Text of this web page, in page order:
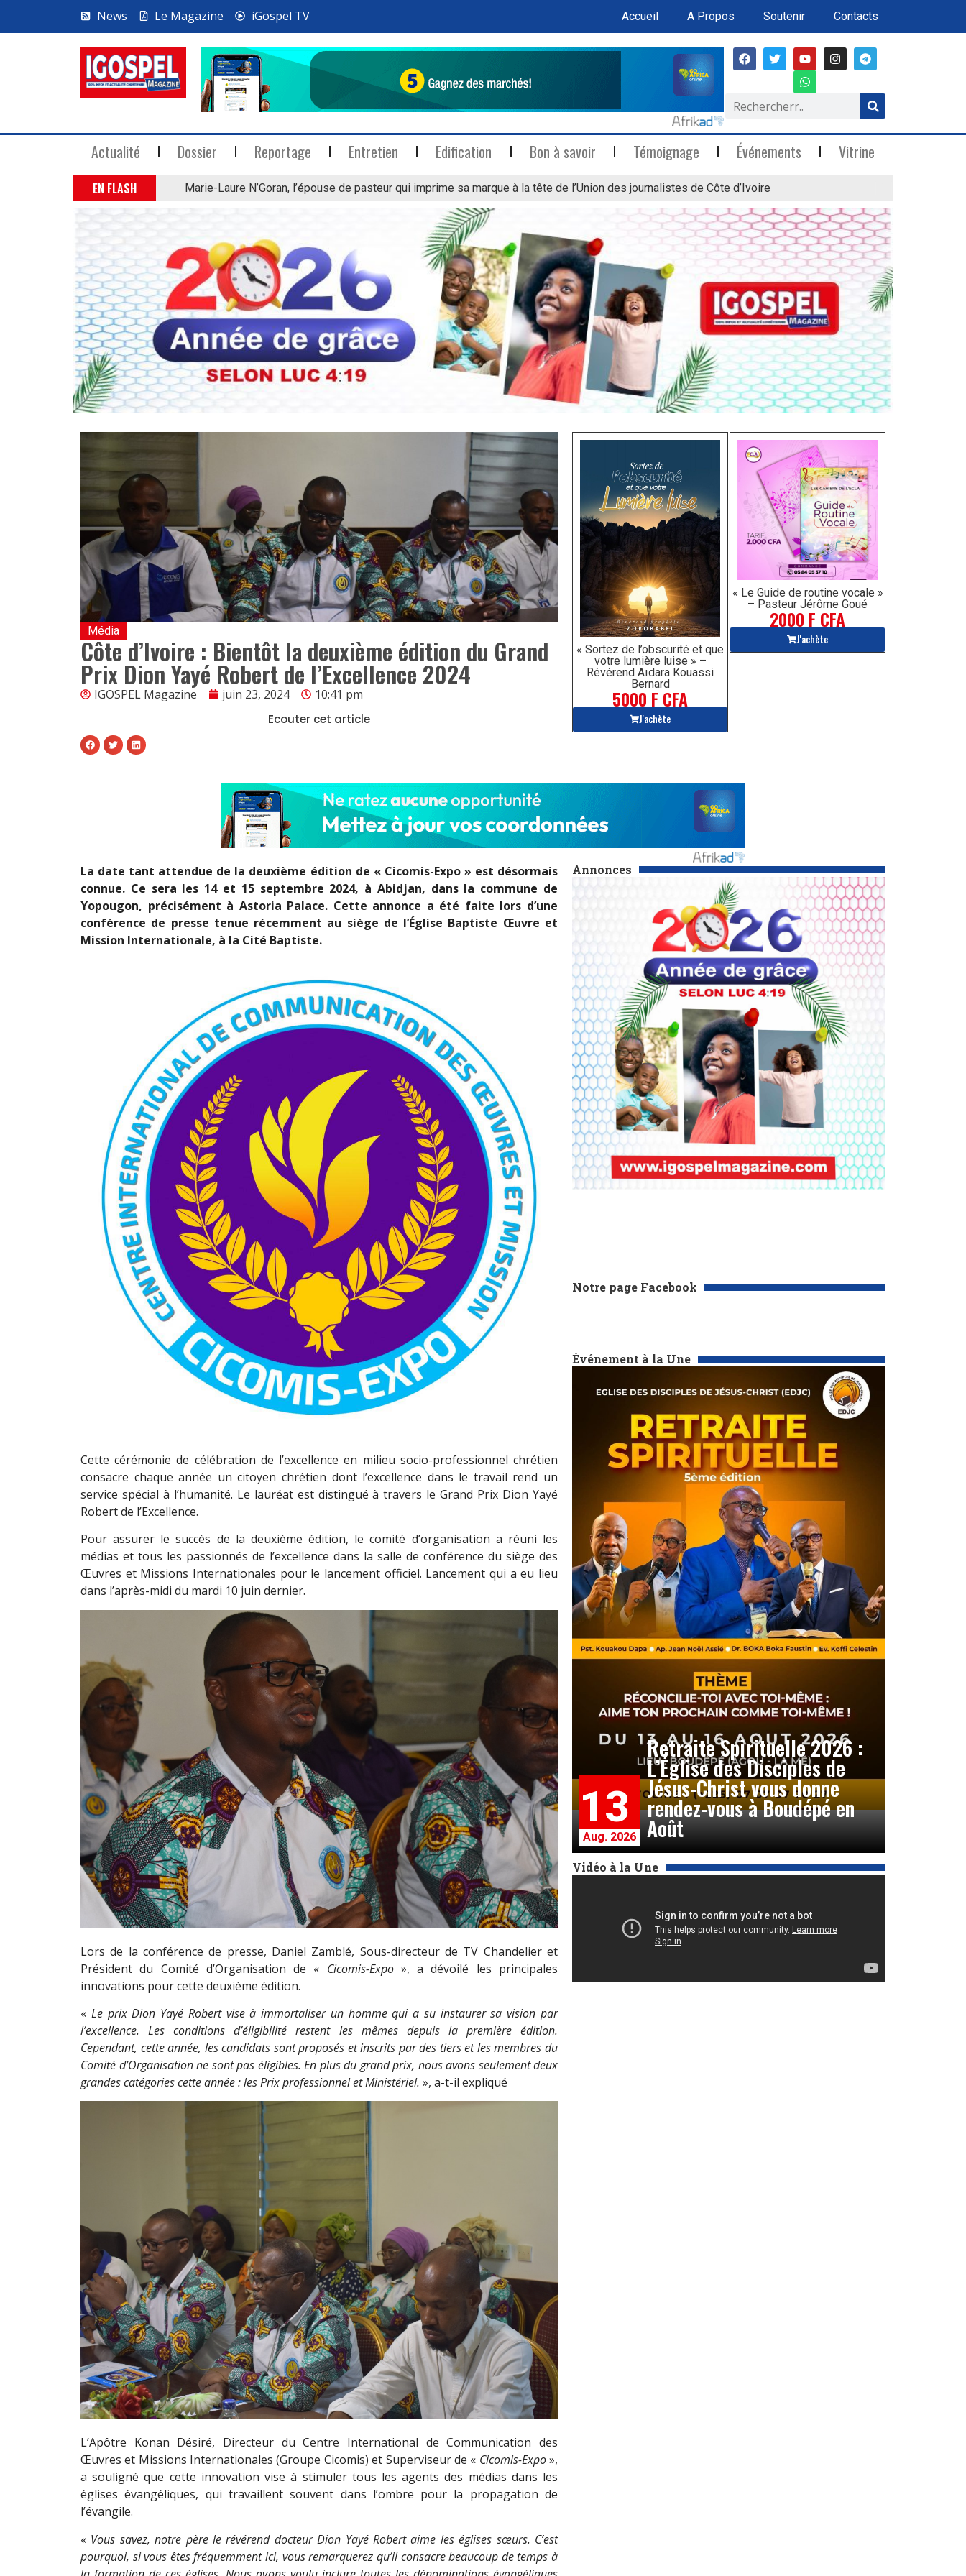
News Le Magazine iGospel TV Accueil A Propos Soutenir Contacts
Actualité Dossier Reportage Entretien Edification Bon à savoir Témoignage Événements Vitrine
EN FLASH Marie-Laure N’Goran, l’épouse de pasteur qui imprime sa marque à la tête de l’Union des journalistes de Côte d’Ivoire
« Sortez de l’obscurité et que
votre lumière luise » –
Révérend Aïdara Kouassi
Bernard
5000 F CFA
J'achète
« Le Guide de routine vocale »
– Pasteur Jérôme Goué
2000 F CFA
J'achète
Média
Côte d’Ivoire : Bientôt la deuxième édition du Grand
Prix Dion Yayé Robert de l’Excellence 2024
IGOSPEL Magazine juin 23, 2024 10:41 pm
Ecouter cet article
Annonces
Notre page Facebook
Événement à la Une
13
Aug. 2026
Retraite Spirituelle 2026 :
L’Église des Disciples de
Jésus-Christ vous donne
rendez-vous à Boudépé en
Août
Vidéo à la Une
La date tant attendue de la deuxième édition de « Cicomis-Expo » est désormais
connue. Ce sera les 14 et 15 septembre 2024, à Abidjan, dans la commune de
Yopougon, précisément à Astoria Palace. Cette annonce a été faite lors d’une
conférence de presse tenue récemment au siège de l’Église Baptiste Œuvre et
Mission Internationale, à la Cité Baptiste.
Cette cérémonie de célébration de l’excellence en milieu socio-professionnel chrétien
consacre chaque année un citoyen chrétien dont l’excellence dans le travail rend un
service spécial à l’humanité. Le lauréat est distingué à travers le Grand Prix Dion Yayé
Robert de l’Excellence.
Pour assurer le succès de la deuxième édition, le comité d’organisation a réuni les
médias et tous les passionnés de l’excellence dans la salle de conférence du siège des
Œuvres et Missions Internationales pour le lancement officiel. Lancement qui a eu lieu
dans l’après-midi du mardi 10 juin dernier.
Lors de la conférence de presse, Daniel Zamblé, Sous-directeur de TV Chandelier et
Président du Comité d’Organisation de « Cicomis-Expo», a dévoilé les principales
innovations pour cette deuxième édition.
« Le prix Dion Yayé Robert vise à immortaliser un homme qui a su instaurer sa vision par
l’excellence. Les conditions d’éligibilité restent les mêmes depuis la première édition.
Cependant, cette année, les candidats sont proposés et inscrits par des tiers et les membres du
Comité d’Organisation ne sont pas éligibles. En plus du grand prix, nous avons seulement deux
grandes catégories cette année : les Prix professionnel et Ministériel. », a-t-il expliqué
L’Apôtre Konan Désiré, Directeur du Centre International de Communication des
Œuvres et Missions Internationales (Groupe Cicomis) et Superviseur de « Cicomis-Expo»,
a souligné que cette innovation vise à stimuler tous les agents des médias dans les
églises évangéliques, qui travaillent souvent dans l’ombre pour la propagation de
l’évangile.
« Vous savez, notre père le révérend docteur Dion Yayé Robert aime les églises sœurs. C’est
pourquoi, si vous êtes fréquemment ici, vous remarquerez qu’il consacre beaucoup de temps à